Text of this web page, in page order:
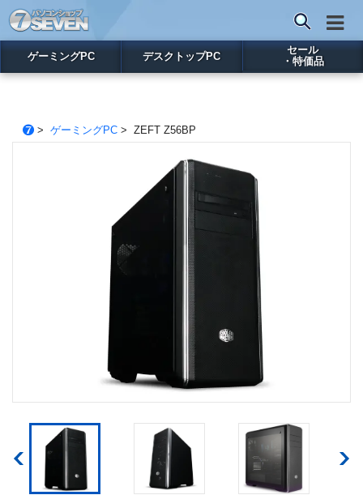
ゲーミングPC デスクトップPC
セール
・特価品
> ゲーミングPC> ZEFT Z56BP